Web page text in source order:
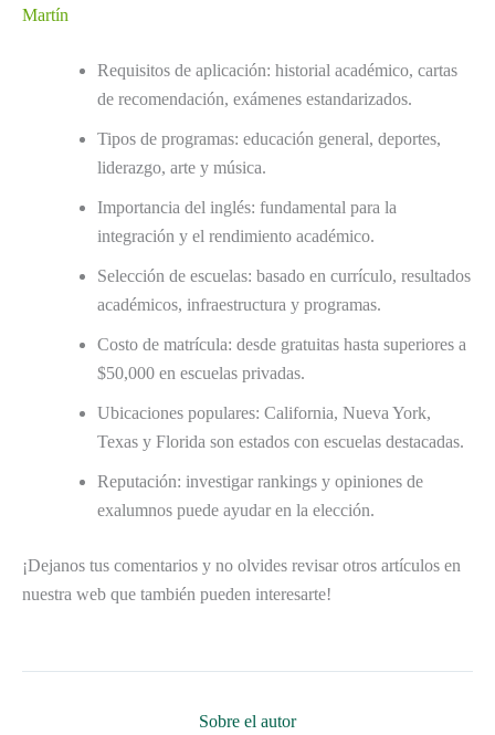
Martín
Requisitos de aplicación: historial académico, cartas
de recomendación, exámenes estandarizados.
Tipos de programas: educación general, deportes,
liderazgo, arte y música.
Importancia del inglés: fundamental para la
integración y el rendimiento académico.
Selección de escuelas: basado en currículo, resultados
académicos, infraestructura y programas.
Costo de matrícula: desde gratuitas hasta superiores a
$50,000 en escuelas privadas.
Ubicaciones populares: California, Nueva York,
Texas y Florida son estados con escuelas destacadas.
Reputación: investigar rankings y opiniones de
exalumnos puede ayudar en la elección.
¡Dejanos tus comentarios y no olvides revisar otros artículos en
nuestra web que también pueden interesarte!
Sobre el autor